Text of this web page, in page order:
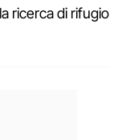
ricerca di rifugio